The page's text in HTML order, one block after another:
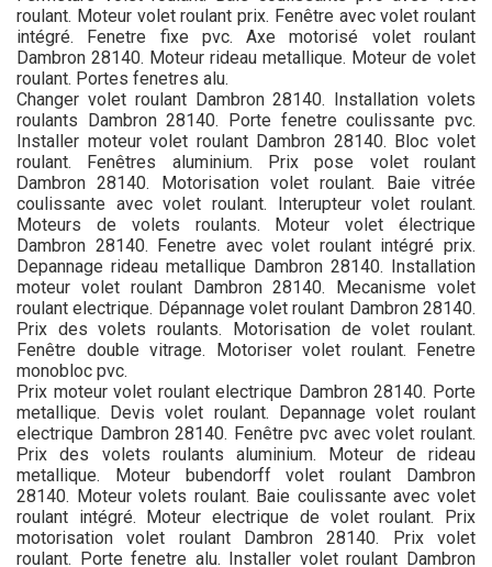
roulant. Moteur volet roulant prix. Fenêtre avec volet roulant
intégré. Fenetre fixe pvc. Axe motorisé volet roulant
Dambron 28140. Moteur rideau metallique. Moteur de volet
roulant. Portes fenetres alu.
Changer volet roulant Dambron 28140. Installation volets
roulants Dambron 28140. Porte fenetre coulissante pvc.
Installer moteur volet roulant Dambron 28140. Bloc volet
roulant. Fenêtres aluminium. Prix pose volet roulant
Dambron 28140. Motorisation volet roulant. Baie vitrée
coulissante avec volet roulant. Interupteur volet roulant.
Moteurs de volets roulants. Moteur volet électrique
Dambron 28140. Fenetre avec volet roulant intégré prix.
Depannage rideau metallique Dambron 28140. Installation
moteur volet roulant Dambron 28140. Mecanisme volet
roulant electrique. Dépannage volet roulant Dambron 28140.
Prix des volets roulants. Motorisation de volet roulant.
Fenêtre double vitrage. Motoriser volet roulant. Fenetre
monobloc pvc.
Prix moteur volet roulant electrique Dambron 28140. Porte
metallique. Devis volet roulant. Depannage volet roulant
electrique Dambron 28140. Fenêtre pvc avec volet roulant.
Prix des volets roulants aluminium. Moteur de rideau
metallique. Moteur bubendorff volet roulant Dambron
28140. Moteur volets roulant. Baie coulissante avec volet
roulant intégré. Moteur electrique de volet roulant. Prix
motorisation volet roulant Dambron 28140. Prix volet
roulant. Porte fenetre alu. Installer volet roulant Dambron